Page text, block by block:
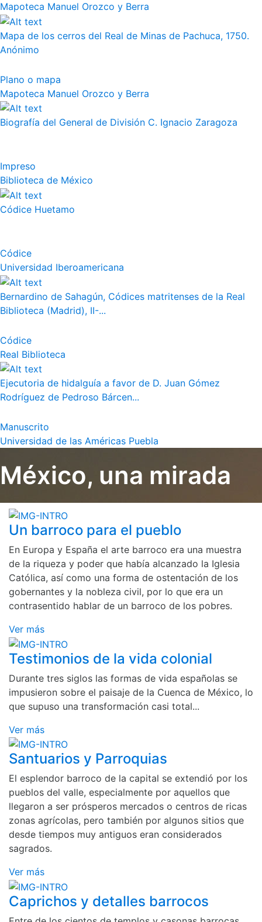
Mapoteca Manuel Orozco y Berra
Mapa de los cerros del Real de Minas de Pachuca, 1750.
Anónimo
Plano o mapa
Mapoteca Manuel Orozco y Berra
Biografía del General de División C. Ignacio Zaragoza
Impreso
Biblioteca de México
Códice Huetamo
Códice
Universidad Iberoamericana
Bernardino de Sahagún, Códices matritenses de la Real
Biblioteca (Madrid), II-...
Códice
Real Biblioteca
Ejecutoria de hidalguía a favor de D. Juan Gómez
Rodríguez de Pedroso Bárcen...
Manuscrito
Universidad de las Américas Puebla
México, una mirada
Un barroco para el pueblo
En Europa y España el arte barroco era una muestra
de la riqueza y poder que había alcanzado la Iglesia
Católica, así como una forma de ostentación de los
gobernantes y la nobleza civil, por lo que era un
contrasentido hablar de un barroco de los pobres.
Ver más
Testimonios de la vida colonial
Durante tres siglos las formas de vida españolas se
impusieron sobre el paisaje de la Cuenca de México, lo
que supuso una transformación casi total...
Ver más
Santuarios y Parroquias
El esplendor barroco de la capital se extendió por los
pueblos del valle, especialmente por aquellos que
llegaron a ser prósperos mercados o centros de ricas
zonas agrícolas, pero también por algunos sitios que
desde tiempos muy antiguos eran considerados
sagrados.
Ver más
Caprichos y detalles barrocos